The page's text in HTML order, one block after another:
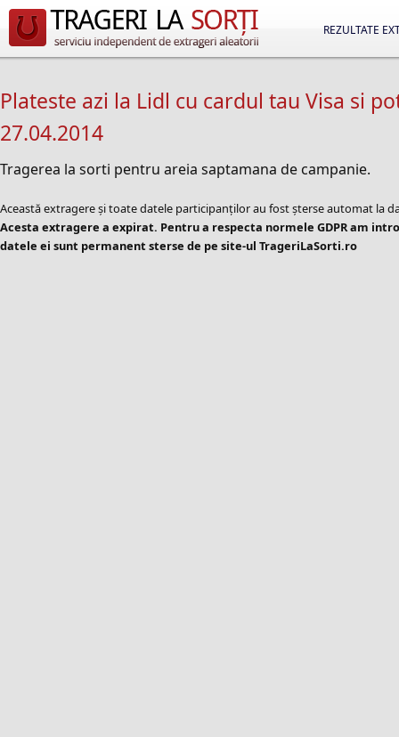
REZULTATE
Plateste azi la Lidl cu cardul tau Visa si
27.04.2014
Tragerea la sorti pentru areia saptamana de campanie.
Această extragere și toate datele participanților au fost șterse automat la
Acesta extragere a expirat. Pentru a respecta normele GDPR am
datele ei sunt permanent sterse de pe site-ul TrageriLaSorti.ro